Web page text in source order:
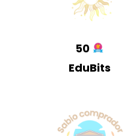
50
EduBits